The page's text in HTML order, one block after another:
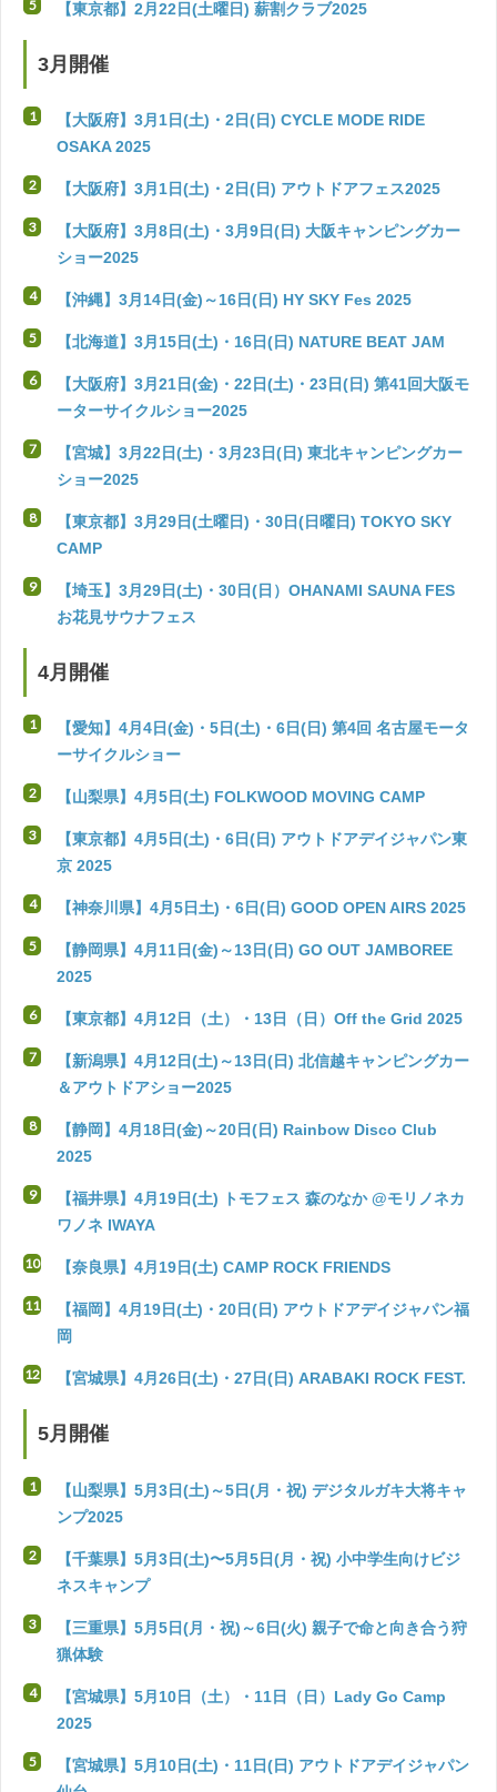
【東京都】2月22日(土曜日) 薪割クラブ2025
3月開催
【大阪府】3月1日(土)・2日(日) CYCLE MODE RIDE
OSAKA 2025
【大阪府】3月1日(土)・2日(日) アウトドアフェス2025
【大阪府】3月8日(土)・3月9日(日) 大阪キャンピングカー
ショー2025
【沖縄】3月14日(金)～16日(日) HY SKY Fes 2025
【北海道】3月15日(土)・16日(日) NATURE BEAT JAM
【大阪府】3月21日(金)・22日(土)・23日(日) 第41回大阪モ
ーターサイクルショー2025
【宮城】3月22日(土)・3月23日(日) 東北キャンピングカー
ショー2025
【東京都】3月29日(土曜日)・30日(日曜日) TOKYO SKY
CAMP
【埼玉】3月29日(土)・30日(日）OHANAMI SAUNA FES
お花見サウナフェス
4月開催
【愛知】4月4日(金)・5日(土)・6日(日) 第4回 名古屋モータ
ーサイクルショー
【山梨県】4月5日(土) FOLKWOOD MOVING CAMP
【東京都】4月5日(土)・6日(日) アウトドアデイジャパン東
京 2025
【神奈川県】4月5日土)・6日(日) GOOD OPEN AIRS 2025
【静岡県】4月11日(金)～13日(日) GO OUT JAMBOREE
2025
【東京都】4月12日（土）・13日（日）Off the Grid 2025
【新潟県】4月12日(土)～13日(日) 北信越キャンピングカー
＆アウトドアショー2025
【静岡】4月18日(金)～20日(日) Rainbow Disco Club
2025
【福井県】4月19日(土) トモフェス 森のなか @モリノネカ
ワノネ IWAYA
【奈良県】4月19日(土) CAMP ROCK FRIENDS
【福岡】4月19日(土)・20日(日) アウトドアデイジャパン福
岡
【宮城県】4月26日(土)・27日(日) ARABAKI ROCK FEST.
5月開催
【山梨県】5月3日(土)～5日(月・祝) デジタルガキ大将キャ
ンプ2025
【千葉県】5月3日(土)〜5月5日(月・祝) 小中学生向けビジ
ネスキャンプ
【三重県】5月5日(月・祝)～6日(火) 親子で命と向き合う狩
猟体験
【宮城県】5月10日（土）・11日（日）Lady Go Camp
2025
【宮城県】5月10日(土)・11日(日) アウトドアデイジャパン